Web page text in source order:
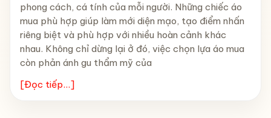
phong cách, cá tính của mỗi người. Những chiếc áo
mua phù hợp giúp làm mới diện mạo, tạo điểm nhấn
riêng biệt và phù hợp với nhiều hoàn cảnh khác
nhau. Không chỉ dừng lại ở đó, việc chọn lựa áo mua
còn phản ánh gu thẩm mỹ của
[Đọc tiếp...]